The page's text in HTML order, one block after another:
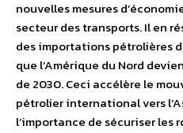
nouvelles mesures
secteur des transports. Il en
des importations pétrolières
que l’Amérique du Nord
de 2030. Ceci accélère le
pétrolier international vers
l’importance de sécuriser les